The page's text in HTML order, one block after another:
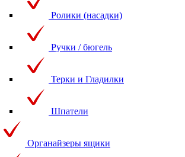
Ролики (насадки)
Ручки / бюгель
Терки и Гладилки
Шпатели
Органайзеры ящики